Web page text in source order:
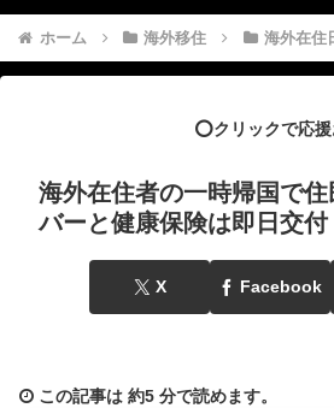
ホーム 海外移住 海外在住
⭕️クリックで応
海外在住者の一時帰国で
バーと健康保険は即日交付
X Facebook
この記事は 約5 分で読めます。